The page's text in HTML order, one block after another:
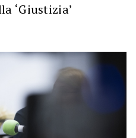
‘Giustizia’